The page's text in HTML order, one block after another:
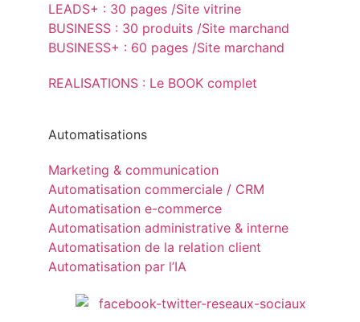
LEADS+ : 30 pages /Site vitrine
BUSINESS : 30 produits /Site marchand
BUSINESS+ : 60 pages /Site marchand
REALISATIONS : Le BOOK complet
Automatisations
Marketing & communication
Automatisation commerciale / CRM
Automatisation e-commerce
Automatisation administrative & interne
Automatisation de la relation client
Automatisation par l’IA